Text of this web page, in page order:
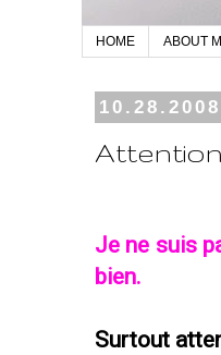
HOME ABOUT
10.28.2008
Je ne suis
bien.
Surtout